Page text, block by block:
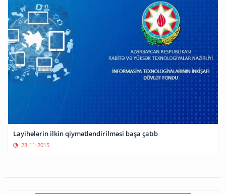
Layihələrin ilkin qiymətləndirilməsi başa çatıb
23-11-2015